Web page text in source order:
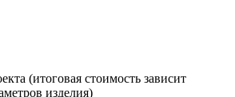
(итоговая стоимость зависит
изделия)